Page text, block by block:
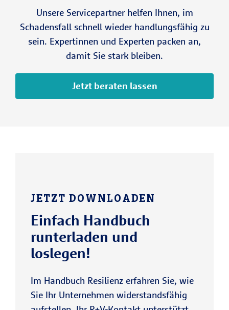
Unsere Servicepartner helfen Ihnen, im
Schadensfall schnell wieder handlungsfähig zu
sein. Expertinnen und Experten packen an,
damit Sie stark bleiben.
Jetzt beraten lassen
JETZT DOWNLOADEN
Einfach Handbuch
runterladen und
loslegen!
Im Handbuch Resilienz erfahren Sie, wie
Sie Ihr Unternehmen widerstandsfähig